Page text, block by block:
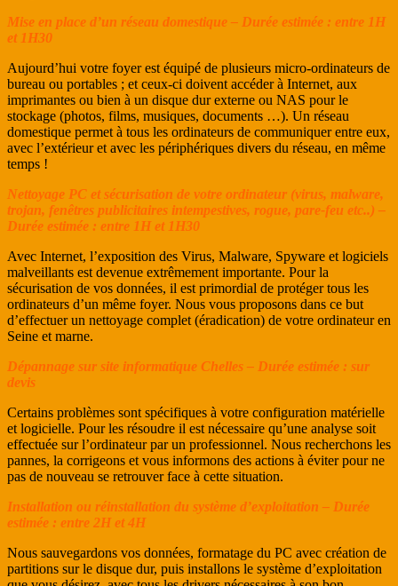
Mise en place d’un réseau domestique – Durée estimée : entre 1H
et 1H30
Aujourd’hui votre foyer est équipé de plusieurs micro-ordinateurs de
bureau ou portables ; et ceux-ci doivent accéder à Internet, aux
imprimantes ou bien à un disque dur externe ou NAS pour le
stockage (photos, films, musiques, documents …). Un réseau
domestique permet à tous les ordinateurs de communiquer entre eux,
avec l’extérieur et avec les périphériques divers du réseau, en même
temps !
Nettoyage PC et sécurisation de votre ordinateur (virus, malware,
trojan, fenêtres publicitaires intempestives, rogue, pare-feu etc..) –
Durée estimée : entre 1H et 1H30
Avec Internet, l’exposition des Virus, Malware, Spyware et logiciels
malveillants est devenue extrêmement importante. Pour la
sécurisation de vos données, il est primordial de protéger tous les
ordinateurs d’un même foyer. Nous vous proposons dans ce but
d’effectuer un nettoyage complet (éradication) de votre ordinateur en
Seine et marne.
Dépannage sur site informatique Chelles – Durée estimée : sur
devis
Certains problèmes sont spécifiques à votre configuration matérielle
et logicielle. Pour les résoudre il est nécessaire qu’une analyse soit
effectuée sur l’ordinateur par un professionnel. Nous recherchons les
pannes, la corrigeons et vous informons des actions à éviter pour ne
pas de nouveau se retrouver face à cette situation.
Installation ou réinstallation du système d’exploitation – Durée
estimée : entre 2H et 4H
Nous sauvegardons vos données, formatage du PC avec création de
partitions sur le disque dur, puis installons le système d’exploitation